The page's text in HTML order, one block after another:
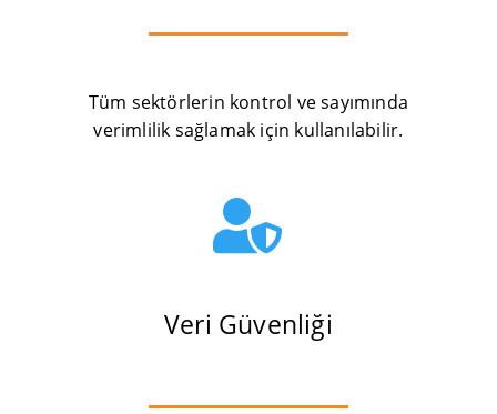
Tüm sektörlerin kontrol ve sayımında
verimlilik sağlamak için kullanılabilir.

Veri Güvenliği